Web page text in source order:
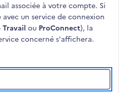
associée à votre compte. Si
un service de connexion
Travail ou ProConnect), la
concerné s'affichera.